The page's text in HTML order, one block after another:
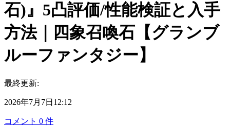
石)』5凸評価/性能検証と入手
方法｜四象召喚石【グランブ
ルーファンタジー】
最終更新:
2026年7月7日12:12
コメント 0 件